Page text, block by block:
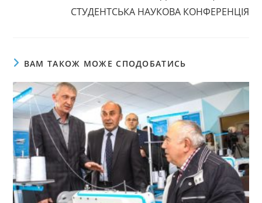
СТУДЕНТСЬКА НАУКОВА КОНФЕРЕНЦІЯ
ВАМ ТАКОЖ МОЖЕ СПОДОБАТИСЬ